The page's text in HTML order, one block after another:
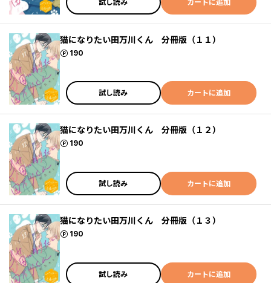
試し読み カートに追加
猫になりたい田万川くん 分冊版（１１）
190
ポイント
試し読み カートに追加
猫になりたい田万川くん 分冊版（１２）
190
ポイント
試し読み カートに追加
猫になりたい田万川くん 分冊版（１３）
190
ポイント
試し読み カートに追加